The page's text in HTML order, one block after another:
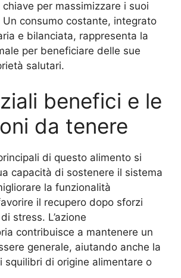
per massimizzare i suoi
consumo costante, integrato
e bilanciata, rappresenta la
per beneficiare delle sue
salutari.
benefici e le
da tenere
di questo alimento si
capacità di sostenere il sistema
la funzionalità
il recupero dopo sforzi
stress. L’azione
contribuisce a mantenere un
generale, aiutando anche la
squilibri di origine alimentare o